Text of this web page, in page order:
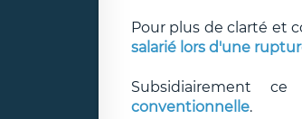
Pour plus de clarté et
salarié lors d'une
Subsidiairement
conventionnelle.